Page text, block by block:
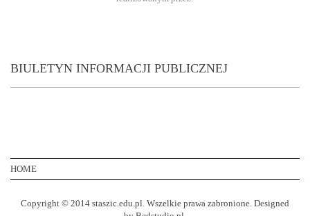
BIULETYN INFORMACJI PUBLICZNEJ
HOME
Copyright © 2014 staszic.edu.pl. Wszelkie prawa zabronione. Designed